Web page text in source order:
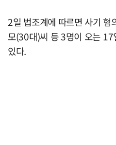
2일 법조계에 따르면 사기 혐
모(30대)씨 등 3명이 오는
있다.